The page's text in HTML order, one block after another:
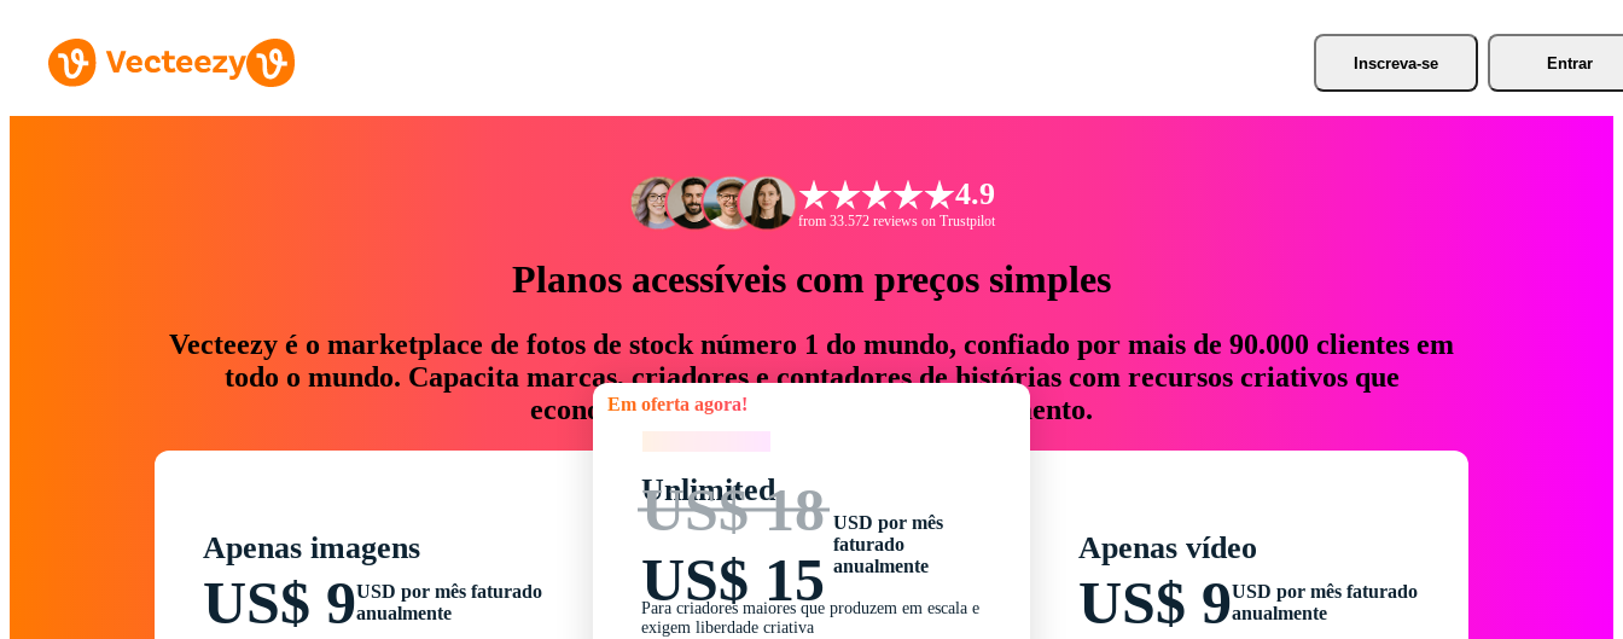
Inscreva-se Entrar
4.9
from 33.572 reviews on Trustpilot
Planos acessíveis com preços simples
Vecteezy é o marketplace de fotos de stock número 1 do mundo, confiado por mais de 90.000 clientes em
todo o mundo. Capacita marcas, criadores e contadores de histórias com recursos criativos que
economizam até 76% em tempo e orçamento.
Apenas imagens
US$ 9USD por mês faturado
anualmente
Em oferta agora!
Unlimited
US$ 18
US$ 15
USD por mês
faturado
anualmente
Para criadores maiores que produzem em escala e
exigem liberdade criativa
Apenas vídeo
US$ 9USD por mês faturado
anualmente